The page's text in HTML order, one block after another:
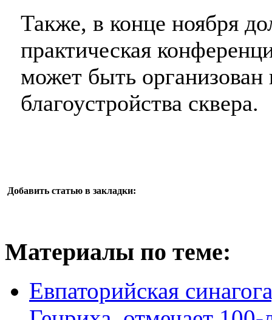
Также, в конце ноября
практическая
может быть
благоустройства сквера.
Добавить статью в закладки:
Материалы по теме:
Евпаторийская